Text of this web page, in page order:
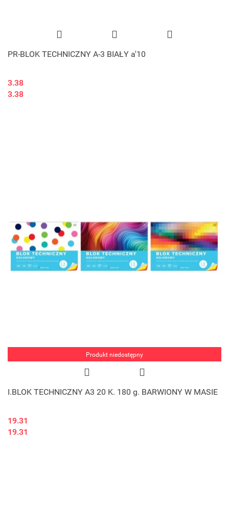
PR-BLOK TECHNICZNY A-3 BIAŁY a'10
3.38
3.38
Produkt niedostępny
I.BLOK TECHNICZNY A3 20 K. 180 g. BARWIONY W MASIE
19.31
19.31